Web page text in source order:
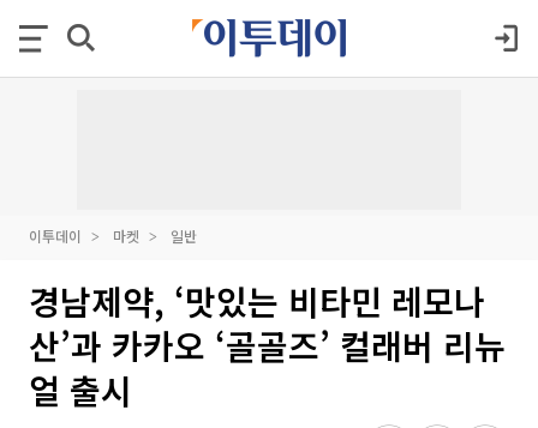
이투데이 마켓 일반
경남제약, ‘맛있는 비타민 레모나
산’과 카카오 ‘골골즈’ 컬래버 리뉴
얼 출시